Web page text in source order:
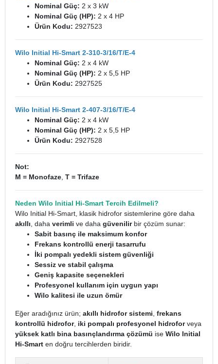
Nominal Güç: 2 x 3 kW
Nominal Güç (HP): 2 x 4 HP
Ürün Kodu: 2927523
Wilo Initial Hi-Smart 2-310-3/16/T/E-4
Nominal Güç: 2 x 4 kW
Nominal Güç (HP): 2 x 5,5 HP
Ürün Kodu: 2927525
Wilo Initial Hi-Smart 2-407-3/16/T/E-4
Nominal Güç: 2 x 4 kW
Nominal Güç (HP): 2 x 5,5 HP
Ürün Kodu: 2927528
Not:
M = Monofaze T = Trifaze
Neden Wilo Initial Hi-Smart Tercih Edilmeli?
Wilo Initial Hi-Smart, klasik hidrofor sistemlerine göre daha
akıllı , daha verimli ve daha güvenilirbir çözüm sunar:
Sabit basınç ile maksimum konfor
Frekans kontrollü enerji tasarrufu
İki pompalı yedekli sistem güvenliği
Sessiz ve stabil çalışma
Geniş kapasite seçenekleri
Profesyonel kullanım için uygun yapı
Wilo kalitesi ile uzun ömür
Eğer aradığınız ürün; akıllı hidrofor sistemi frekans
kontrollü hidrofor, iki pompalı profesyonel hidroforveya
yüksek katlı bina basınçlandırma çözümü ise Wilo Initial
Hi-Smart en doğru tercihlerden biridir.